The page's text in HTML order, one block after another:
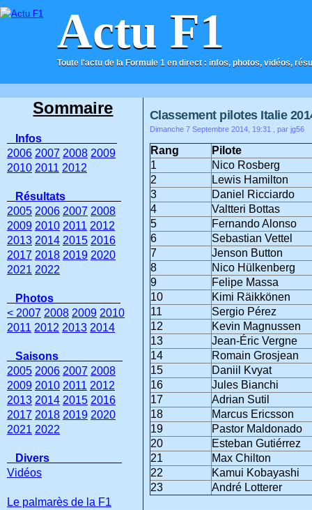
Actu F1
Toute l'actu de la Formule 1 en direct : infos, photos, vidéos,
ACCUEIL CONTACT
Classement pilotes Italie
Dimanche 7 Septembre 2014, 19:31 , par jg56
Rang
Pilote
1
Nico Rosberg
2
Lewis Hamilton
3
Daniel Ricciardo
4
Valtteri Bottas
5
Fernando Alonso
6
Sebastian Vettel
7
Jenson Button
8
Nico Hülkenberg
9
Felipe Massa
10
Kimi Räikkönen
11
Sergio Pérez
12
Kevin Magnussen
13
Jean-Éric Vergne
14
Romain Grosjean
15
Daniil Kvyat
16
Jules Bianchi
17
Adrian Sutil
18
Marcus Ericsson
19
Pastor Maldonado
20
Esteban Gutiérrez
21
Max Chilton
22
Kamui Kobayashi
23
André Lotterer
Sommaire
Infos
2006 2007 2008 2009
2010 2011 2012
Résultats
2005 2006 2007 2008
2009 2010 2011 2012
2013 2014 2015 2016
2017 2018 2019 2020
2021 2022
Photos
< 2007 2008 2009 2010
2011 2012 2013 2014
Saisons
2005 2006 2007 2008
2009 2010 2011 2012
2013 2014 2015 2016
2017 2018 2019 2020
2021 2022
Divers
Vidéos
Le palmarès de la F1